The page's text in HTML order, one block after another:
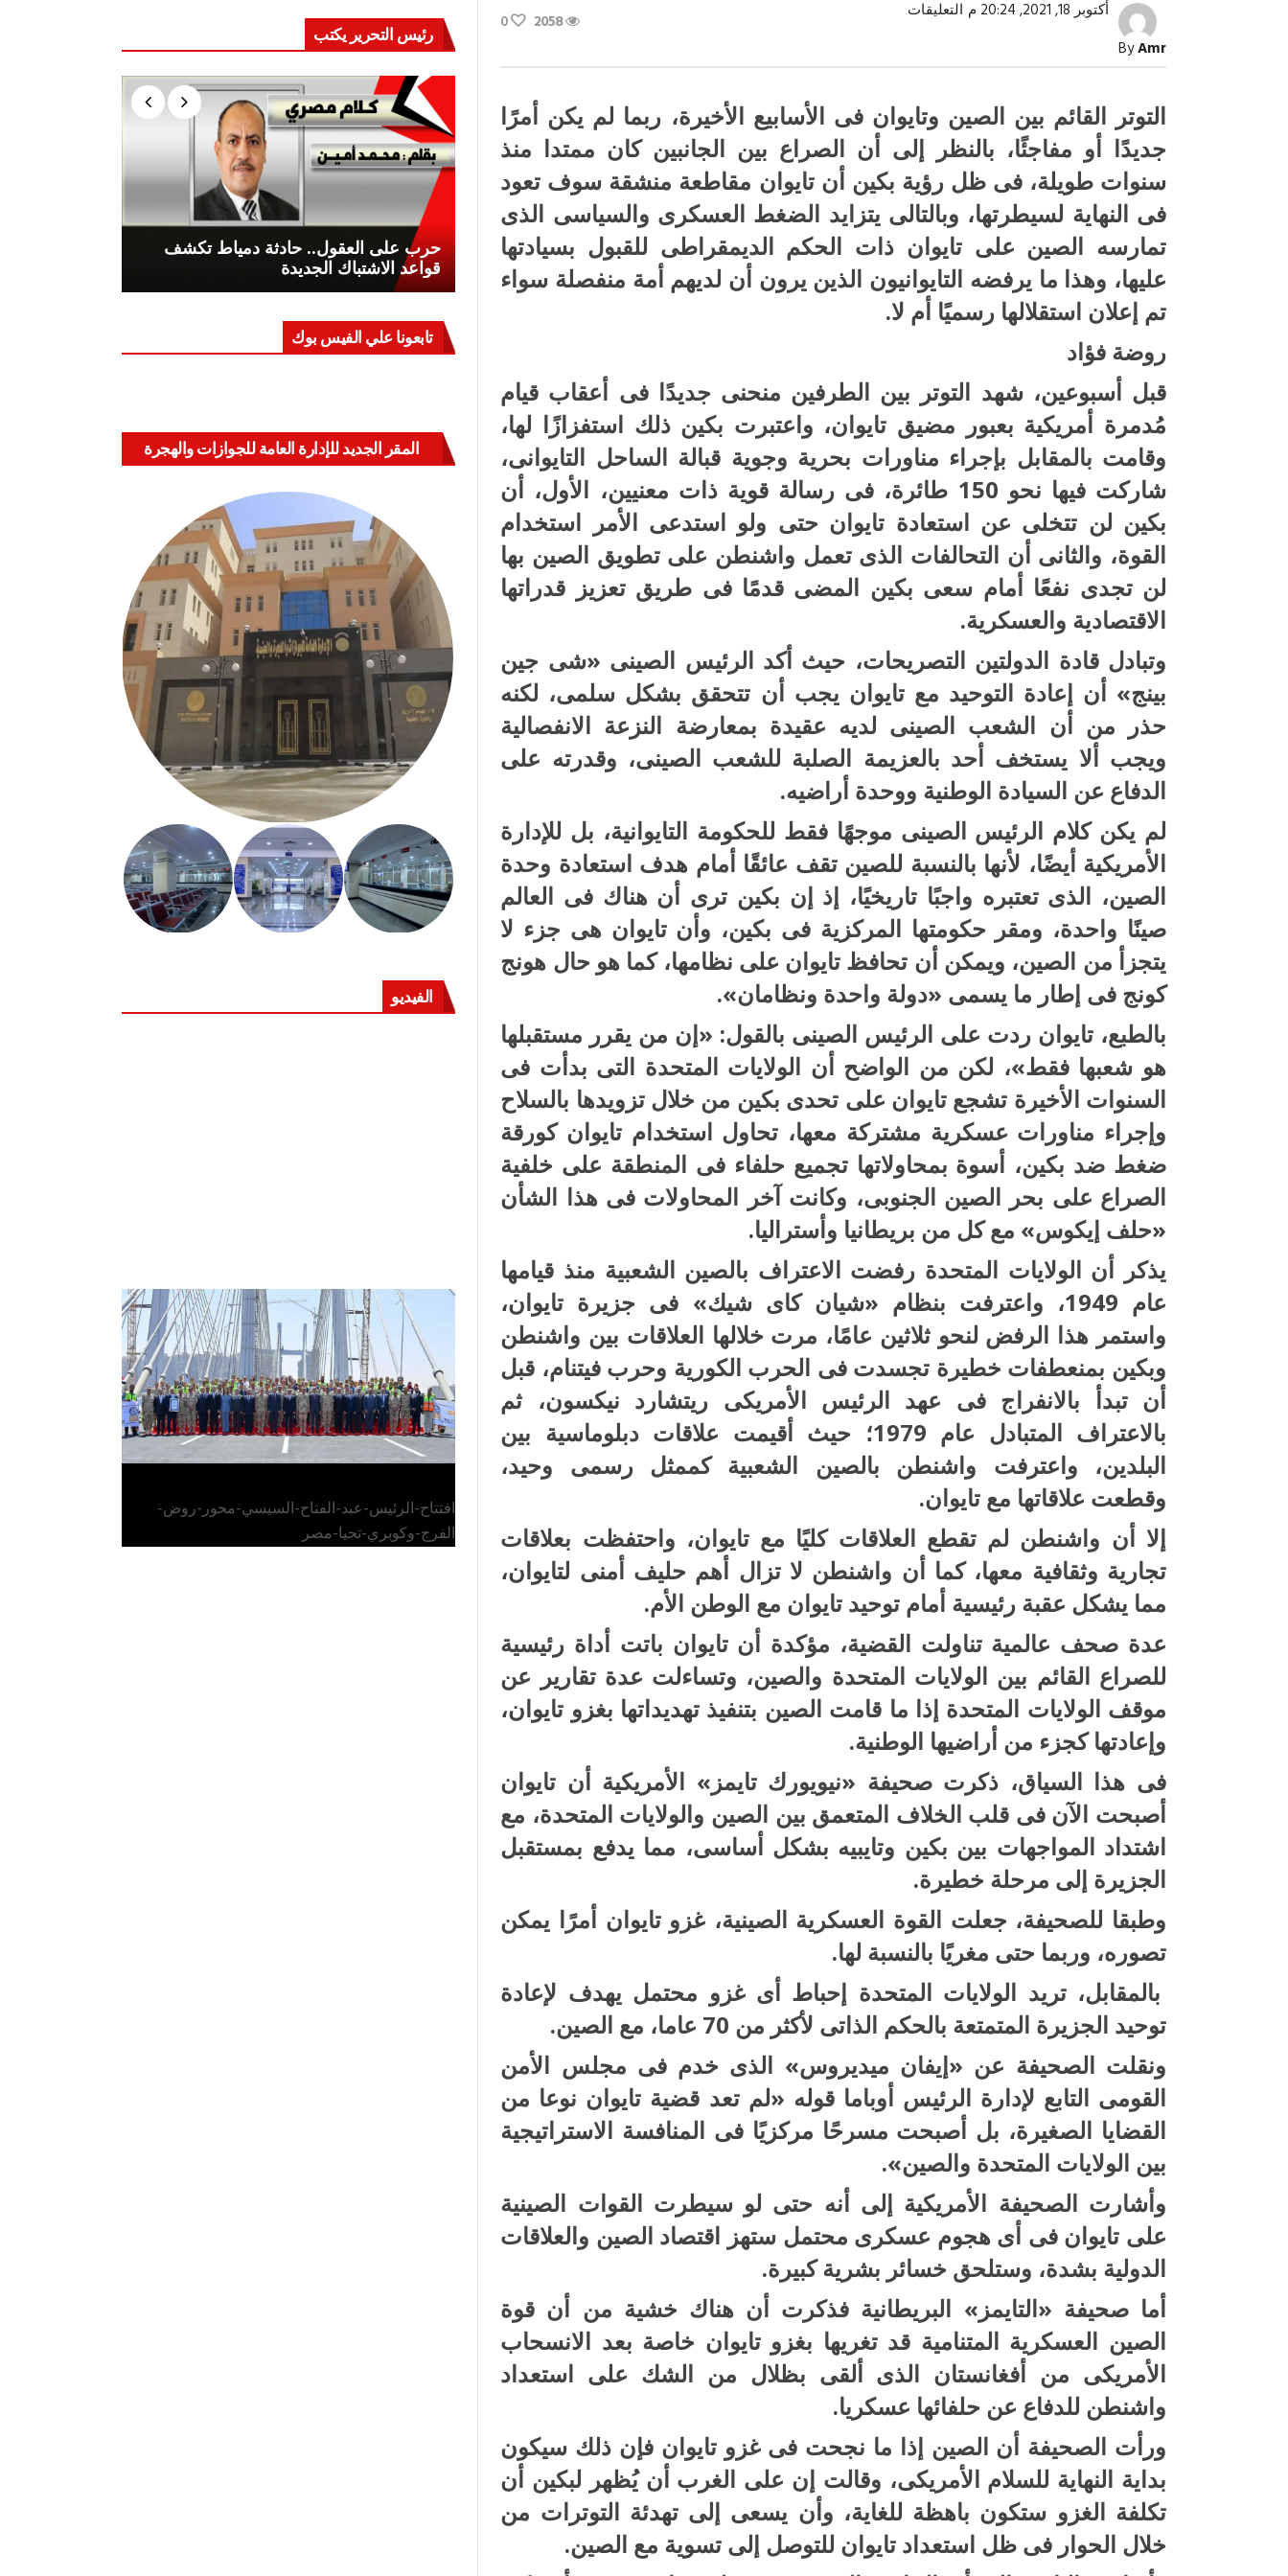
ByAmr
أكتوبر 18, 2021, 20:24 م التعليقات
ضغط
الصين..
تايوان..
اختبار
جديد
للقوة
بين
واشنطن
وبكين
!
مغلقة
2058
0
التوتر القائم بين الصين وتايوان فى الأسابيع الأخيرة، ربما لم يكن أمرًا
جديدًا أو مفاجئًا، بالنظر إلى أن الصراع بين الجانبين كان ممتدا منذ
سنوات طويلة، فى ظل رؤية بكين أن تايوان مقاطعة منشقة سوف تعود
فى النهاية لسيطرتها، وبالتالى يتزايد الضغط العسكرى والسياسى الذى
تمارسه الصين على تايوان ذات الحكم الديمقراطى للقبول بسيادتها
عليها، وهذا ما يرفضه التايوانيون الذين يرون أن لديهم أمة منفصلة سواء
تم إعلان استقلالها رسميًا أم لا.
روضة فؤاد
قبل أسبوعين، شهد التوتر بين الطرفين منحنى جديدًا فى أعقاب قيام
مُدمرة أمريكية بعبور مضيق تايوان، واعتبرت بكين ذلك استفزازًا لها،
وقامت بالمقابل بإجراء مناورات بحرية وجوية قبالة الساحل التايوانى،
شاركت فيها نحو 150 طائرة، فى رسالة قوية ذات معنيين، الأول، أن
بكين لن تتخلى عن استعادة تايوان حتى ولو استدعى الأمر استخدام
القوة، والثانى أن التحالفات الذى تعمل واشنطن على تطويق الصين بها
لن تجدى نفعًا أمام سعى بكين المضى قدمًا فى طريق تعزيز قدراتها
الاقتصادية والعسكرية.
وتبادل قادة الدولتين التصريحات، حيث أكد الرئيس الصينى «شى جين
بينج» أن إعادة التوحيد مع تايوان يجب أن تتحقق بشكل سلمى، لكنه
حذر من أن الشعب الصينى لديه عقيدة بمعارضة النزعة الانفصالية
ويجب ألا يستخف أحد بالعزيمة الصلبة للشعب الصينى، وقدرته على
الدفاع عن السيادة الوطنية ووحدة أراضيه.
لم يكن كلام الرئيس الصينى موجهًا فقط للحكومة التايوانية، بل للإدارة
الأمريكية أيضًا، لأنها بالنسبة للصين تقف عائقًا أمام هدف استعادة وحدة
الصين، الذى تعتبره واجبًا تاريخيًا، إذ إن بكين ترى أن هناك فى العالم
صينًا واحدة، ومقر حكومتها المركزية فى بكين، وأن تايوان هى جزء لا
يتجزأ من الصين، ويمكن أن تحافظ تايوان على نظامها، كما هو حال هونج
كونج فى إطار ما يسمى «دولة واحدة ونظامان».
بالطبع، تايوان ردت على الرئيس الصينى بالقول: «إن من يقرر مستقبلها
هو شعبها فقط»، لكن من الواضح أن الولايات المتحدة التى بدأت فى
السنوات الأخيرة تشجع تايوان على تحدى بكين من خلال تزويدها بالسلاح
وإجراء مناورات عسكرية مشتركة معها، تحاول استخدام تايوان كورقة
ضغط ضد بكين، أسوة بمحاولاتها تجميع حلفاء فى المنطقة على خلفية
الصراع على بحر الصين الجنوبى، وكانت آخر المحاولات فى هذا الشأن
«حلف إيكوس» مع كل من بريطانيا وأستراليا.
يذكر أن الولايات المتحدة رفضت الاعتراف بالصين الشعبية منذ قيامها
عام 1949، واعترفت بنظام «شيان كاى شيك» فى جزيرة تايوان،
واستمر هذا الرفض لنحو ثلاثين عامًا، مرت خلالها العلاقات بين واشنطن
وبكين بمنعطفات خطيرة تجسدت فى الحرب الكورية وحرب فيتنام، قبل
أن تبدأ بالانفراج فى عهد الرئيس الأمريكى ريتشارد نيكسون، ثم
بالاعتراف المتبادل عام 1979؛ حيث أقيمت علاقات دبلوماسية بين
البلدين، واعترفت واشنطن بالصين الشعبية كممثل رسمى وحيد،
وقطعت علاقاتها مع تايوان.
إلا أن واشنطن لم تقطع العلاقات كليًا مع تايوان، واحتفظت بعلاقات
تجارية وثقافية معها، كما أن واشنطن لا تزال أهم حليف أمنى لتايوان،
مما يشكل عقبة رئيسية أمام توحيد تايوان مع الوطن الأم.
عدة صحف عالمية تناولت القضية، مؤكدة أن تايوان باتت أداة رئيسية
للصراع القائم بين الولايات المتحدة والصين، وتساءلت عدة تقارير عن
موقف الولايات المتحدة إذا ما قامت الصين بتنفيذ تهديداتها بغزو تايوان،
وإعادتها كجزء من أراضيها الوطنية.
فى هذا السياق، ذكرت صحيفة «نيويورك تايمز» الأمريكية أن تايوان
أصبحت الآن فى قلب الخلاف المتعمق بين الصين والولايات المتحدة، مع
اشتداد المواجهات بين بكين وتايبيه بشكل أساسى، مما يدفع بمستقبل
الجزيرة إلى مرحلة خطيرة.
وطبقا للصحيفة، جعلت القوة العسكرية الصينية، غزو تايوان أمرًا يمكن
تصوره، وربما حتى مغريًا بالنسبة لها.
بالمقابل، تريد الولايات المتحدة إحباط أى غزو محتمل يهدف لإعادة
توحيد الجزيرة المتمتعة بالحكم الذاتى لأكثر من 70 عاما، مع الصين.
ونقلت الصحيفة عن «إيفان ميديروس» الذى خدم فى مجلس الأمن
القومى التابع لإدارة الرئيس أوباما قوله «لم تعد قضية تايوان نوعا من
القضايا الصغيرة، بل أصبحت مسرحًا مركزيًا فى المنافسة الاستراتيجية
بين الولايات المتحدة والصين».
وأشارت الصحيفة الأمريكية إلى أنه حتى لو سيطرت القوات الصينية
على تايوان فى أى هجوم عسكرى محتمل ستهز اقتصاد الصين والعلاقات
الدولية بشدة، وستلحق خسائر بشرية كبيرة.
أما صحيفة «التايمز» البريطانية فذكرت أن هناك خشية من أن قوة
الصين العسكرية المتنامية قد تغريها بغزو تايوان خاصة بعد الانسحاب
الأمريكى من أفغانستان الذى ألقى بظلال من الشك على استعداد
واشنطن للدفاع عن حلفائها عسكريا.
ورأت الصحيفة أن الصين إذا ما نجحت فى غزو تايوان فإن ذلك سيكون
بداية النهاية للسلام الأمريكى، وقالت إن على الغرب أن يُظهر لبكين أن
تكلفة الغزو ستكون باهظة للغاية، وأن يسعى إلى تهدئة التوترات من
خلال الحوار فى ظل استعداد تايوان للتوصل إلى تسوية مع الصين.
رئيس التحرير يكتب
حرب على العقول.. حادثة دمياط تكشف
قواعد الاشتباك الجديدة
كيف تحمي مصر ثرواتها في الجنوب؟
معركة لا تُرى.. وحراس لا ينامون
جهاز مستقبل مصر نموذجا.. لماذا تُنشئ
الدول كيانات تنموية عملاقة؟
تابعونا علي الفيس بوك
المقر الجديد للإدارة العامة للجوازات والهجرة
الفيديو
الرئيس عبد الفتاح السيسي يفتتح محور روض
الفرج وكوبري تحيا مصر
افتتاح-الرئيس-عبد-الفتاح-السيسي-محور-روض-
الفرج-وكوبري-تحيا-مصر